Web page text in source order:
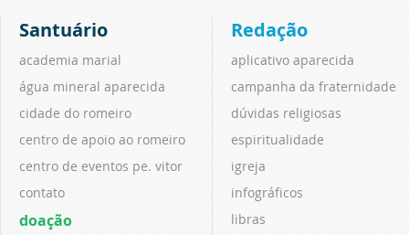
Santuário
academia marial
água mineral aparecida
cidade do romeiro
centro de apoio ao romeiro
centro de eventos pe. vitor
contato
doação
Redação
aplicativo aparecida
campanha da fraternidade
dúvidas religiosas
espiritualidade
igreja
infográficos
libras